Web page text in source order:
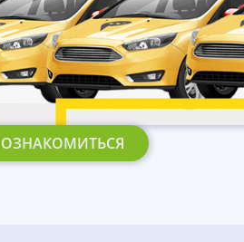
ОЗНАКОМИТЬСЯ